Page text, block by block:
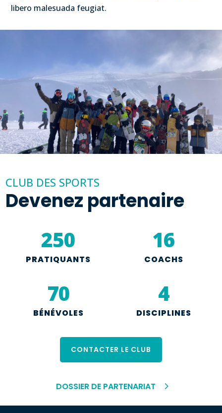
libero malesuada feugiat.
CLUB DES SPORTS
Devenez partenaire
250
PRATIQUANTS
16
COACHS
70
BÉNÉVOLES
4
DISCIPLINES
CONTACTER LE CLUB
DOSSIER DE PARTENARIAT